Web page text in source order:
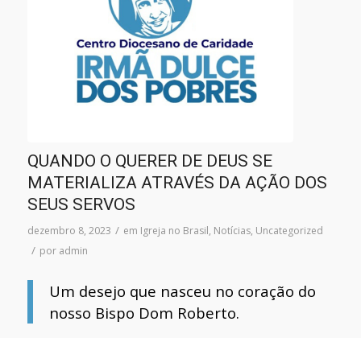
QUANDO O QUERER DE DEUS SE
MATERIALIZA ATRAVÉS DA AÇÃO DOS
SEUS SERVOS
dezembro 8, 2023 / em Igreja no Brasil, Notícias, Uncategorized
/ por admin
Um desejo que nasceu no coração do
nosso Bispo Dom Roberto.